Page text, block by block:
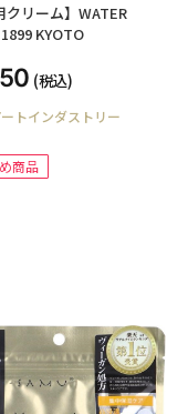
クリーム】WATER
KYOTO
(税込)
トインダストリー
商品